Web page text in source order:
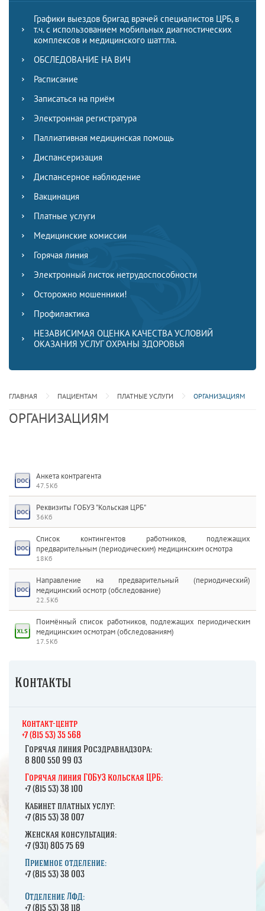
Графики выездов бригад врачей специалистов ЦРБ, в
т.ч. с использованием мобильных диагностических
комплексов и медицинского шаттла.
ОБСЛЕДОВАНИЕ НА ВИЧ
Расписание
Записаться на приём
Электронная регистратура
Паллиативная медицинская помощь
Диспансеризация
Диспансерное наблюдение
Вакцинация
Платные услуги
Медицинские комиссии
Горячая линия
Электронный листок нетрудоспособности
Осторожно мошенники!
Профилактика
НЕЗАВИСИМАЯ ОЦЕНКА КАЧЕСТВА УСЛОВИЙ
ОКАЗАНИЯ УСЛУГ ОХРАНЫ ЗДОРОВЬЯ
ГЛАВНАЯ ПАЦИЕНТАМ ПЛАТНЫЕ УСЛУГИ ОРГАНИЗАЦИЯМ
ОРГАНИЗАЦИЯМ
Анкета контрагента
47.5Кб
Реквизиты ГОБУЗ "Кольская ЦРБ"
36Кб
Список контингентов работников, подлежащих
предварительным (периодическим) медицинским осмотра
18Кб
Направление на предварительный (периодический)
медицинский осмотр (обследование)
22.5Кб
Поимённый список работников, подлежащих периодическим
медицинским осмотрам (обследованиям)
17.5Кб
Контакты
Контакт-центр
+7 (815 53) 35 568
Горячая линия Росздравнадзора:
8 800 550 99 03
Горячая линия ГОБУЗ Кольская ЦРБ:
+7 (815 53) 38 100
Кабинет платных услуг:
+7 (815 53) 38 007
Женская консультация:
+7 (931) 805 75 69
Приемное отделение:
+7 (815 53) 38 003
Отделение ЛФД:
+7 (815 53) 38 118